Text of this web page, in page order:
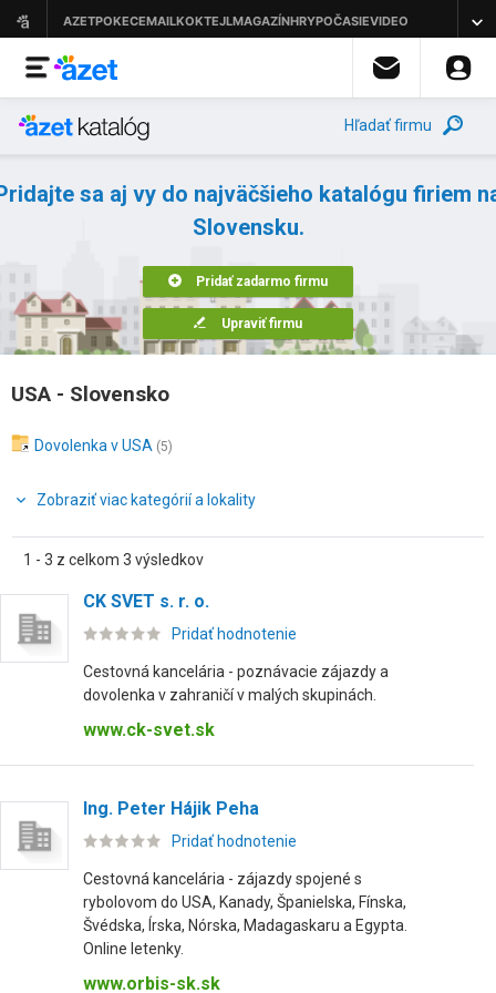
Hľadať firmu
sa aj vy do najväčšieho katalógu firiem
Slovensku.
Pridať zadarmo firmu
Upraviť firmu
USA - Slovensko
Dovolenka v USA (5)
Zobraziť viac kategórií a lokality
1 - 3 z celkom 3 výsledkov
CK SVET s. r. o.
Pridať hodnotenie
Cestovná kancelária - poznávacie zájazdy a
dovolenka v zahraničí v malých skupinách.
www.ck-svet.sk
Ing. Peter Hájik Peha
Pridať hodnotenie
Cestovná kancelária - zájazdy spojené s
rybolovom do USA, Kanady, Španielska, Fínska,
Švédska, Írska, Nórska, Madagaskaru a Egypta.
Online letenky.
www.orbis-sk.sk